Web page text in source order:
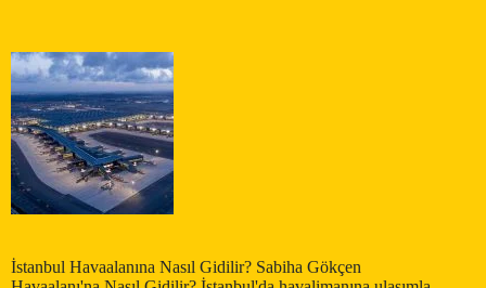
İstanbul Havaalanına Nasıl Gidilir? Sabiha Gökçen